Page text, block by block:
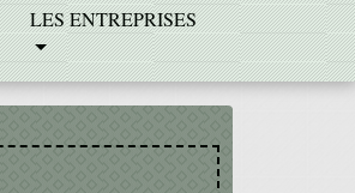
LES ENTREPRISES